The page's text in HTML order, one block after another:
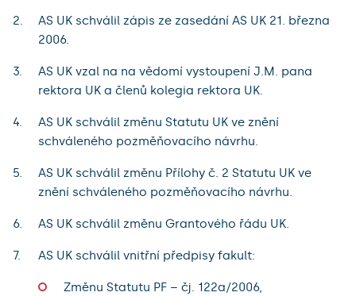
AS UK schválil zápis ze zasedání AS UK 21. března
2006.
AS UK vzal na na vědomí vystoupení J.M. pana
rektora UK a členů kolegia rektora UK.
AS UK schválil změnu Statutu UK ve znění
schváleného pozměňovacího návrhu.
AS UK schválil změnu Přílohy č. 2 Statutu UK ve
znění schváleného pozměňovacího návrhu.
AS UK schválil změnu Grantového řádu UK.
AS UK schválil vnitřní předpisy fakult:
Změnu Statutu PF – čj. 122a/2006,